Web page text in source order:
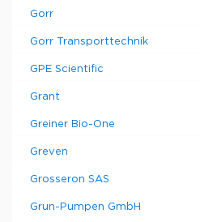
Gorr
Gorr Transporttechnik
GPE Scientific
Grant
Greiner Bio-One
Greven
Grosseron SAS
Grun-Pumpen GmbH